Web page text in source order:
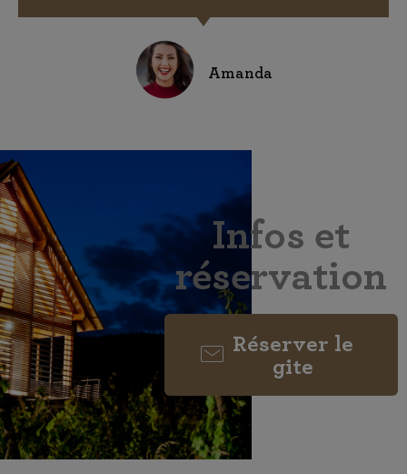
Amanda
Infos et
réservation
Réserver le
gite